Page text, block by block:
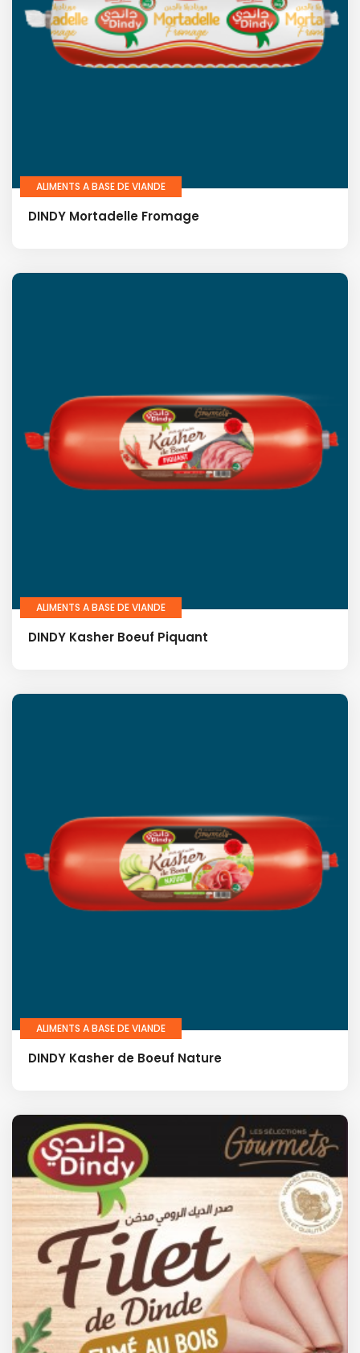
ALIMENTS A BASE DE VIANDE
DINDY Mortadelle Fromage
ALIMENTS A BASE DE VIANDE
DINDY Kasher Boeuf Piquant
ALIMENTS A BASE DE VIANDE
DINDY Kasher de Boeuf Nature